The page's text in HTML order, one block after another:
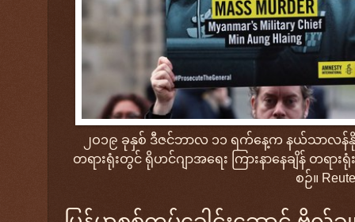
၂ဝ၁၉ ခုနှစ် ဒီဇင်ဘာလ ၁၁ ရက်နေ့က နယ်သာလ
တရားရုံးတွင် ရိုဟင်ဂျာအရေး ကြားနာနေချိန် တရာ
စဉ်။